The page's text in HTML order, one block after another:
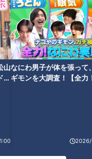
山
ラ
なにわ男子が体を張って
ギモンを大調査！【全力
2026/
タミンA」
ています。また、ニン
るβ-カロテンが豊富。
取目安となるため、こ
栄養素です。ビタミン